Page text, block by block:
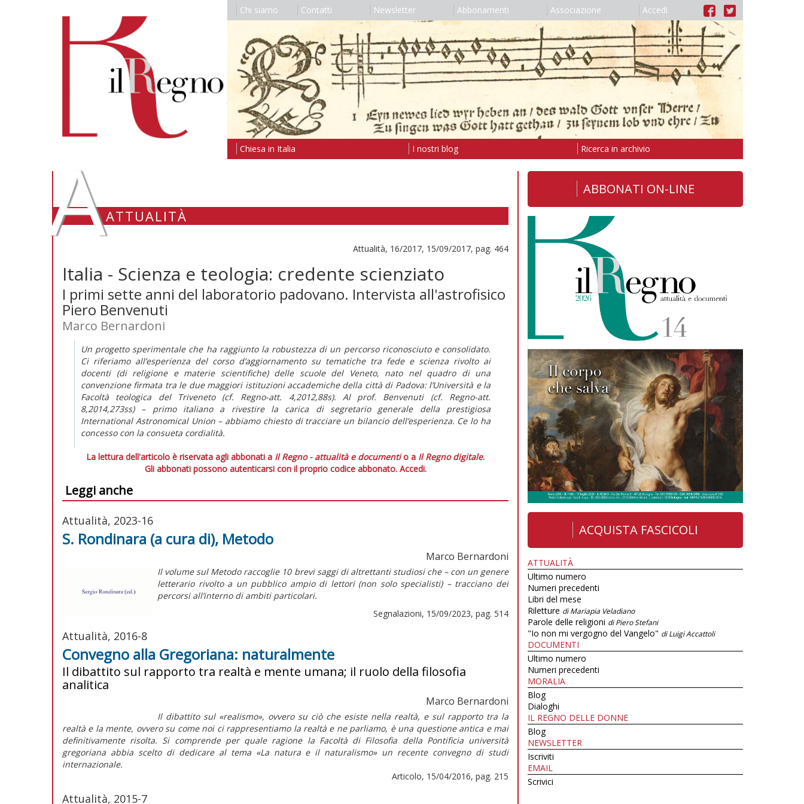
Chi siamo Contatti Newsletter Abbonamenti Associazione Accedi
Chiesa in Italia I nostri blog Ricerca in archivio
AATTUALITÀ
Attualità, 16/2017, 15/09/2017, pag. 464
Italia - Scienza e teologia: credente scienziato
I primi sette anni del laboratorio padovano. Intervista all'astrofisico
Piero Benvenuti
Marco Bernardoni
Un progetto sperimentale che ha raggiunto la robustezza di un percorso riconosciuto e consolidato.
Ci riferiamo all’esperienza del corso d’aggiornamento su tematiche tra fede e scienza rivolto ai
docenti (di religione e materie scientifiche) delle scuole del Veneto, nato nel quadro di una
convenzione firmata tra le due maggiori istituzioni accademiche della città di Padova: l’Università e la
Facoltà teologica del Triveneto (cf. Regno-att. 4,2012,88s). Al prof. Benvenuti (cf. Regno-att.
8,2014,273ss) – primo italiano a rivestire la carica di segretario generale della prestigiosa
International Astronomical Union – abbiamo chiesto di tracciare un bilancio dell’esperienza. Ce lo ha
concesso con la consueta cordialità.
La lettura dell'articolo è riservata agli abbonati a Il Regno - attualità e documentio a Il Regno digitale.
Gli abbonati possono autenticarsi con il proprio codice abbonato. Accedi.
Leggi anche
Attualità, 2023-16
S. Rondinara (a cura di), Metodo
Marco Bernardoni
Il volume sul Metodoraccoglie 10 brevi saggi di altrettanti studiosi che – con un genere
letterario rivolto a un pubblico ampio di lettori (non solo specialisti) – tracciano dei
percorsi all’interno di ambiti particolari.
Segnalazioni, 15/09/2023, pag. 514
Attualità, 2016-8
Convegno alla Gregoriana: naturalmente
Il dibattito sul rapporto tra realtà e mente umana; il ruolo della filosofia
analitica
Marco Bernardoni
Il dibattito sul «realismo», ovvero su ciò che esiste nella realtà, e sul rapporto tra la
realtà e la mente, ovvero su come noi ci rappresentiamo la realtà e ne parliamo, è una questione antica e mai
definitivamente risolta. Si comprende per quale ragione la Facoltà di Filosofia della Pontificia università
gregoriana abbia scelto di dedicare al tema «La natura e il naturalismo» un recente convegno di studi
internazionale.
Articolo, 15/04/2016, pag. 215
Attualità, 2015-7
ABBONATI ON-LINE
ACQUISTA FASCICOLI
ATTUALITÀ
Ultimo numero
Numeri precedenti
Libri del mese
Riletture di Mariapia Veladiano
Parole delle religioni di Piero Stefani
"Io non mi vergogno del Vangelo" di Luigi Accattoli
DOCUMENTI
Ultimo numero
Numeri precedenti
MORALIA
Blog
Dialoghi
IL REGNO DELLE DONNE
Blog
NEWSLETTER
Iscriviti
EMAIL
Scrivici